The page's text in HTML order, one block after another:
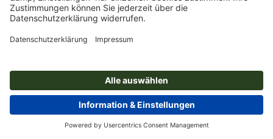
Newsletter abonnieren und 15
unsere Online-Druckerei
sichern!
Jetzt anmelden